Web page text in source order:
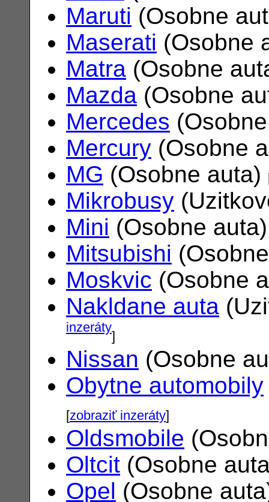
Maruti (Osobne
Maserati (Osobne
Matra (Osobne
Mazda (Osobne
Mercedes
Mercury (Osobne
MG (Osobne auta)
Mikrobusy
Mini (Osobne
Mitsubishi
Moskvic (Osobne
Nakldane auta
inzeráty]
Nissan (Osobne
Obytne automobily
[zobraziť inzeráty]
Oldsmobile
Oltcit (Osobne
Opel (Osobne